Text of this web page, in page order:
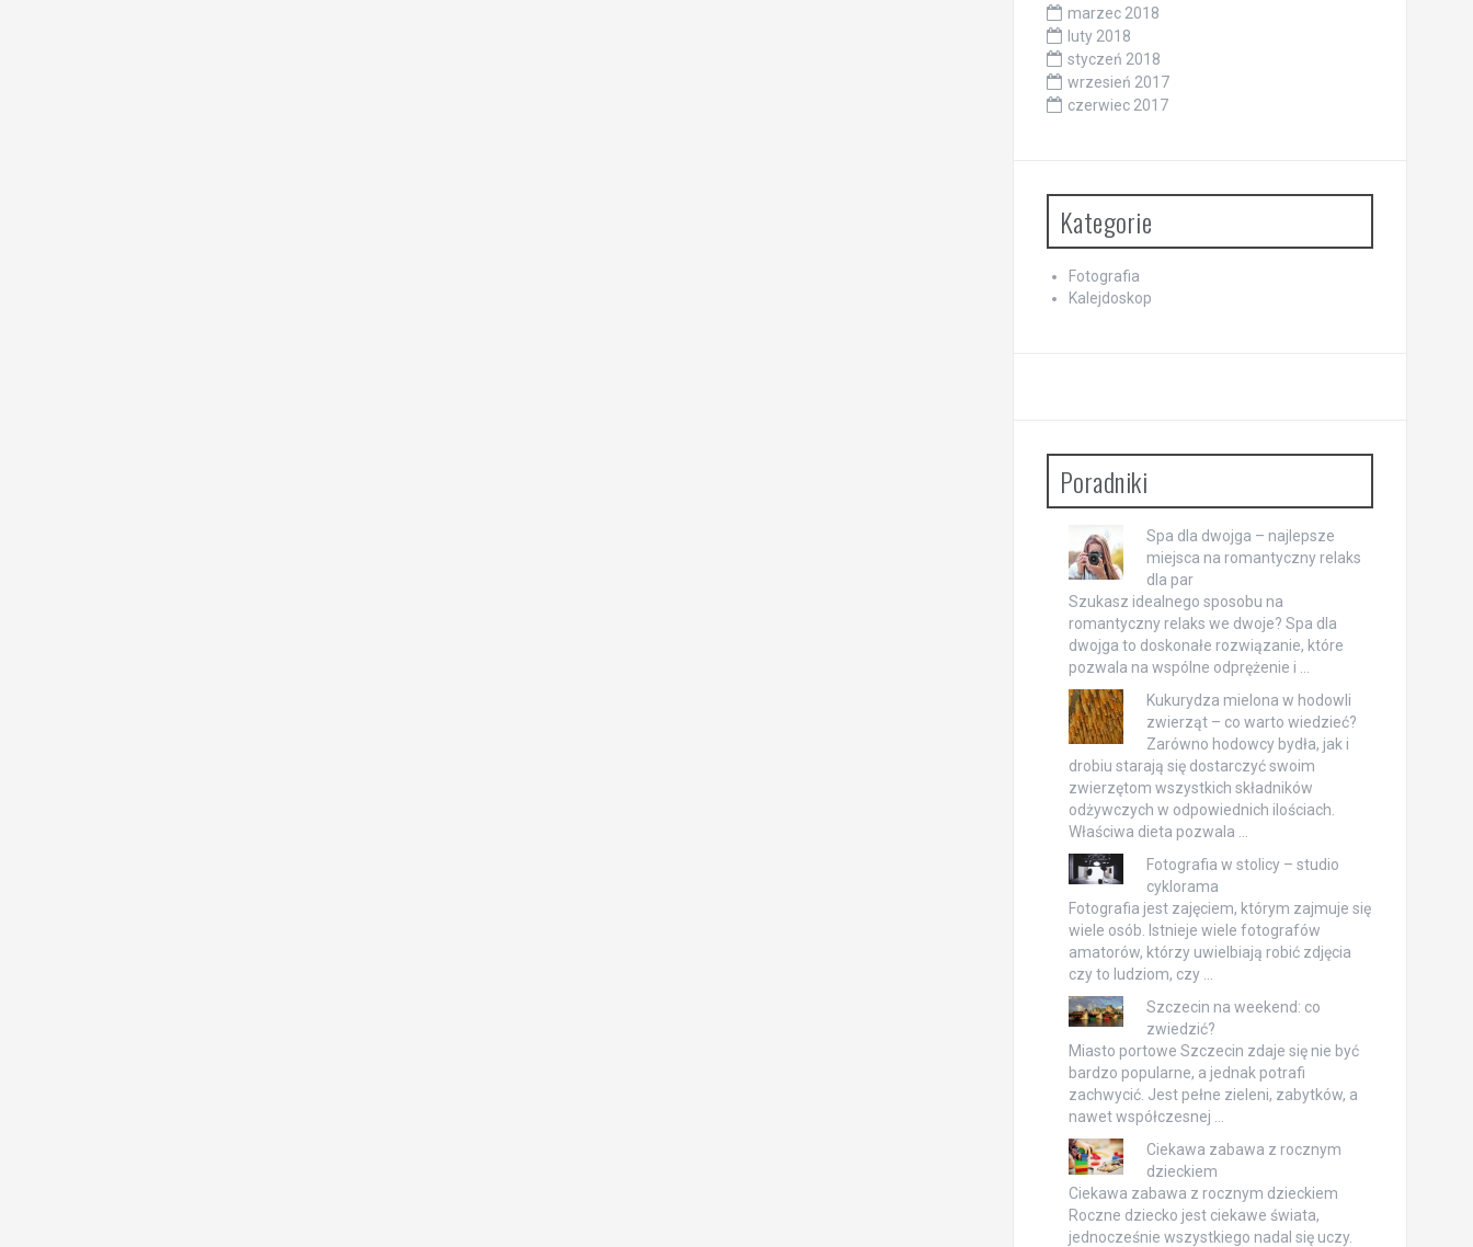
marzec 2018
luty 2018
styczeń 2018
wrzesień 2017
czerwiec 2017
Kategorie
Fotografia
Kalejdoskop
Poradniki
Spa dla dwojga – najlepsze
miejsca na romantyczny relaks
dla par
Szukasz idealnego sposobu na
romantyczny relaks we dwoje? Spa dla
dwojga to doskonałe rozwiązanie, które
pozwala na wspólne odprężenie i …
Kukurydza mielona w hodowli
zwierząt – co warto wiedzieć?
Zarówno hodowcy bydła, jak i
drobiu starają się dostarczyć swoim
zwierzętom wszystkich składników
odżywczych w odpowiednich ilościach.
Właściwa dieta pozwala …
Fotografia w stolicy – studio
cyklorama
Fotografia jest zajęciem, którym zajmuje się
wiele osób. Istnieje wiele fotografów
amatorów, którzy uwielbiają robić zdjęcia
czy to ludziom, czy …
Szczecin na weekend: co
zwiedzić?
Miasto portowe Szczecin zdaje się nie być
bardzo popularne, a jednak potrafi
zachwycić. Jest pełne zieleni, zabytków, a
nawet współczesnej …
Ciekawa zabawa z rocznym
dzieckiem
Ciekawa zabawa z rocznym dzieckiem
Roczne dziecko jest ciekawe świata,
jednocześnie wszystkiego nadal się uczy.